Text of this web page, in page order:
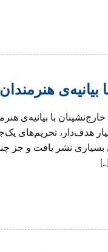
هنرمندان
با بیانیه‌ی
هدف‌دار، تحریم‌های
نشر یافت و جز چند